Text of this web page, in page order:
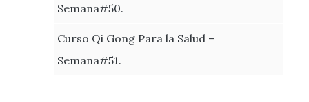
Semana#50.
Curso Qi Gong Para la Salud –
Semana#51.